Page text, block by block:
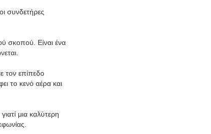
συνδετήρες
σκοπού. Είναι ένα
τον επίπεδο
το κενό αέρα και
μια καλύτερη